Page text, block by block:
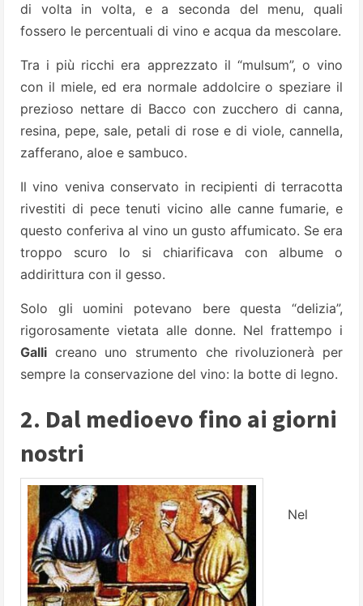
di volta in volta, e a seconda del menu, quali
fossero le percentuali di vino e acqua da mescolare.
Tra i più ricchi era apprezzato il “mulsum”, o vino
con il miele, ed era normale addolcire o speziare il
prezioso nettare di Bacco con zucchero di canna,
resina, pepe, sale, petali di rose e di viole, cannella,
zafferano, aloe e sambuco.
Il vino veniva conservato in recipienti di terracotta
rivestiti di pece tenuti vicino alle canne fumarie, e
questo conferiva al vino un gusto affumicato. Se era
troppo scuro lo si chiarificava con albume o
addirittura con il gesso.
Solo gli uomini potevano bere questa “delizia”,
rigorosamente vietata alle donne. Nel frattempo i
Galli creano uno strumento che rivoluzionerà per
sempre la conservazione del vino: la botte di legno.
2. Dal medioevo fino ai giorni
nostri
Nel